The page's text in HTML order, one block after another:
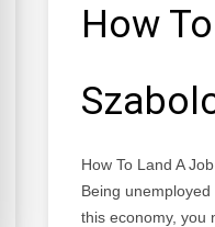
How
How To Land A
Being
this economy, you